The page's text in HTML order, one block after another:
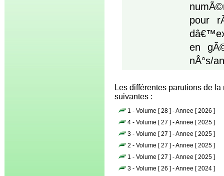
pour
en
nÂ°s/an
Les différentes parutions de
suivantes :
1 - Volume [ 28 ] - Annee [ 2026 ]
4 - Volume [ 27 ] - Annee [ 2025 ]
3 - Volume [ 27 ] - Annee [ 2025 ]
2 - Volume [ 27 ] - Annee [ 2025 ]
1 - Volume [ 27 ] - Annee [ 2025 ]
3 - Volume [ 26 ] - Annee [ 2024 ]